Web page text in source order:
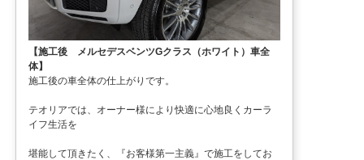
【施工後 メルセデスベンツGクラス（ホワイト）車全
体】
施工後の車全体の仕上がりです。
テオリアでは、オーナー様により快適に心地良くカーラ
イフ生活を
堪能して頂きたく、『お客様第一主義』で施工をしてお